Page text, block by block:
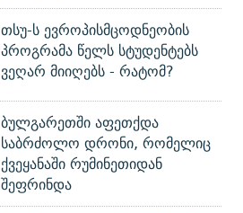
თსუ-ს ევროპისმცოდნეობის
პროგრამა წელს სტუდენტებს
ვეღარ მიიღებს - რატომ?
ბულგარეთში აფეთქდა
საბრძოლო დრონი, რომელიც
ქვეყანაში რუმინეთიდან
შეფრინდა